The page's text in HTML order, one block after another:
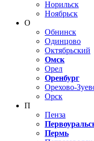
Норильск
Ноябрьск
О
Обнинск
Одинцово
Октябрьский
Омск
Орел
Оренбург
Орехово-
Орск
П
Пенза
Пермь